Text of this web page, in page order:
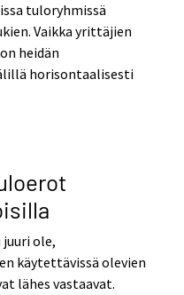
tuloryhmissä
Vaikka yrittäjien
heidän
horisontaalisesti
ole,
käytettävissä olevien
lähes vastaavat.